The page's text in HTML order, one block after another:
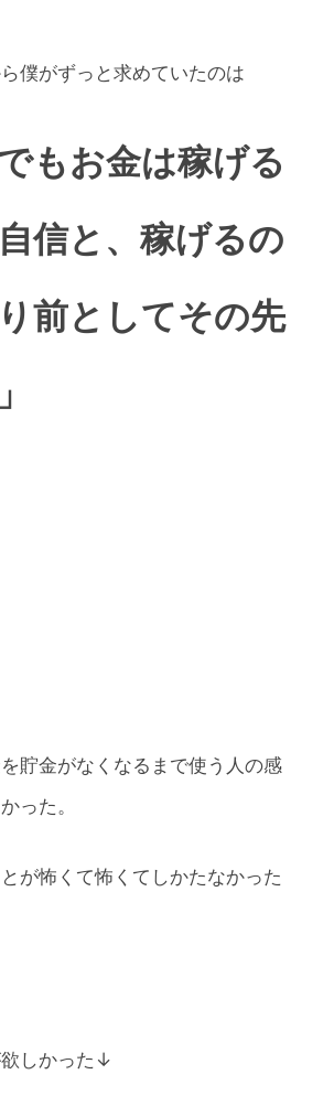
僕がずっと求めていたのは
でもお金は稼げる
信と、稼げるの
前としてその先
貯金がなくなるまで使う人の感
った。
が怖くて怖くてしかたなかった
しかった↓